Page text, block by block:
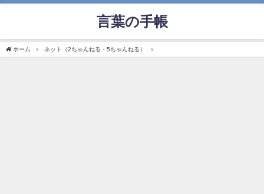
言葉の手帳
ホーム ネット（2ちゃんねる・5ちゃんねる）